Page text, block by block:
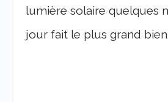
lumière solaire quelques
jour fait le plus grand bien.